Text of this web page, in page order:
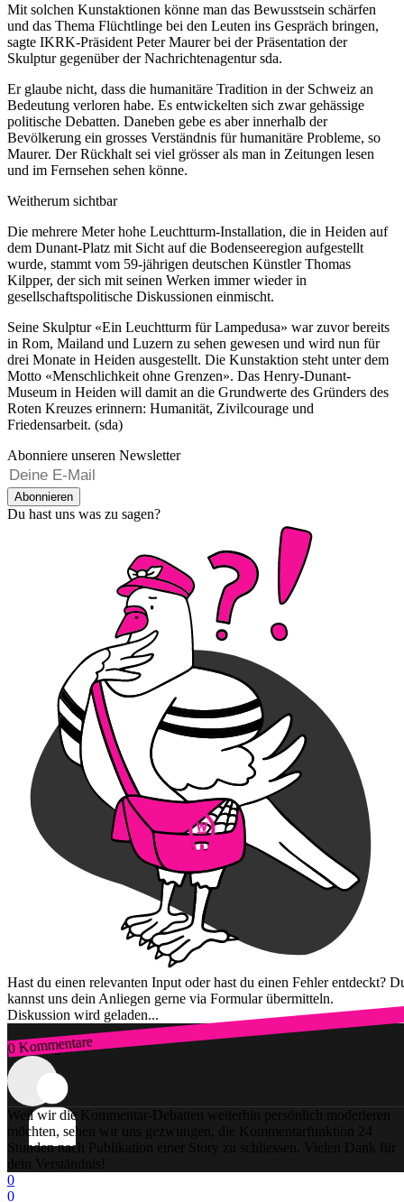
Mit solchen Kunstaktionen könne man das Bewusstsein schärfen
und das Thema Flüchtlinge bei den Leuten ins Gespräch bringen,
sagte IKRK-Präsident Peter Maurer bei der Präsentation der
Skulptur gegenüber der Nachrichtenagentur sda.
Er glaube nicht, dass die humanitäre Tradition in der Schweiz an
Bedeutung verloren habe. Es entwickelten sich zwar gehässige
politische Debatten. Daneben gebe es aber innerhalb der
Bevölkerung ein grosses Verständnis für humanitäre Probleme, so
Maurer. Der Rückhalt sei viel grösser als man in Zeitungen lesen
und im Fernsehen sehen könne.
Weitherum sichtbar
Die mehrere Meter hohe Leuchtturm-Installation, die in Heiden auf
dem Dunant-Platz mit Sicht auf die Bodenseeregion aufgestellt
wurde, stammt vom 59-jährigen deutschen Künstler Thomas
Kilpper, der sich mit seinen Werken immer wieder in
gesellschaftspolitische Diskussionen einmischt.
Seine Skulptur «Ein Leuchtturm für Lampedusa» war zuvor bereits
in Rom, Mailand und Luzern zu sehen gewesen und wird nun für
drei Monate in Heiden ausgestellt. Die Kunstaktion steht unter dem
Motto «Menschlichkeit ohne Grenzen». Das Henry-Dunant-
Museum in Heiden will damit an die Grundwerte des Gründers des
Roten Kreuzes erinnern: Humanität, Zivilcourage und
Friedensarbeit. (sda)
Abonniere unseren Newsletter
Abonnieren
Du hast uns was zu sagen?
Hast du einen relevanten Input oder hast du einen Fehler entdeckt?
kannst uns dein Anliegen gerne via Formular übermitteln.
Diskussion wird geladen...
0 Kommentare
Zum Login
Weil wir die Kommentar-Debatten weiterhin persönlich moderieren
möchten, sehen wir uns gezwungen, die Kommentarfunktion 24
Stunden nach Publikation einer Story zu schliessen. Vielen Dank für
dein Verständnis!
0
0